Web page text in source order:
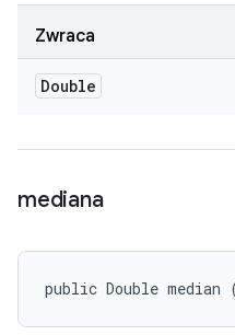
Zwraca
Double
mediana
public Double median